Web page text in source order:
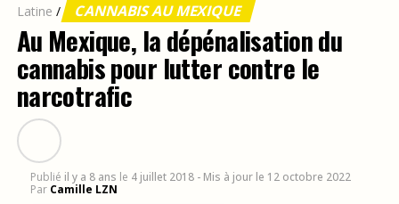
Latine / CANNABIS AU MEXIQUE
Au Mexique, la dépénalisation du
cannabis pour lutter contre le
narcotrafic
Publié il y a 8 ans le 4 juillet 2018 - Mis à jour le 12 octobre 2022
Par Camille LZN